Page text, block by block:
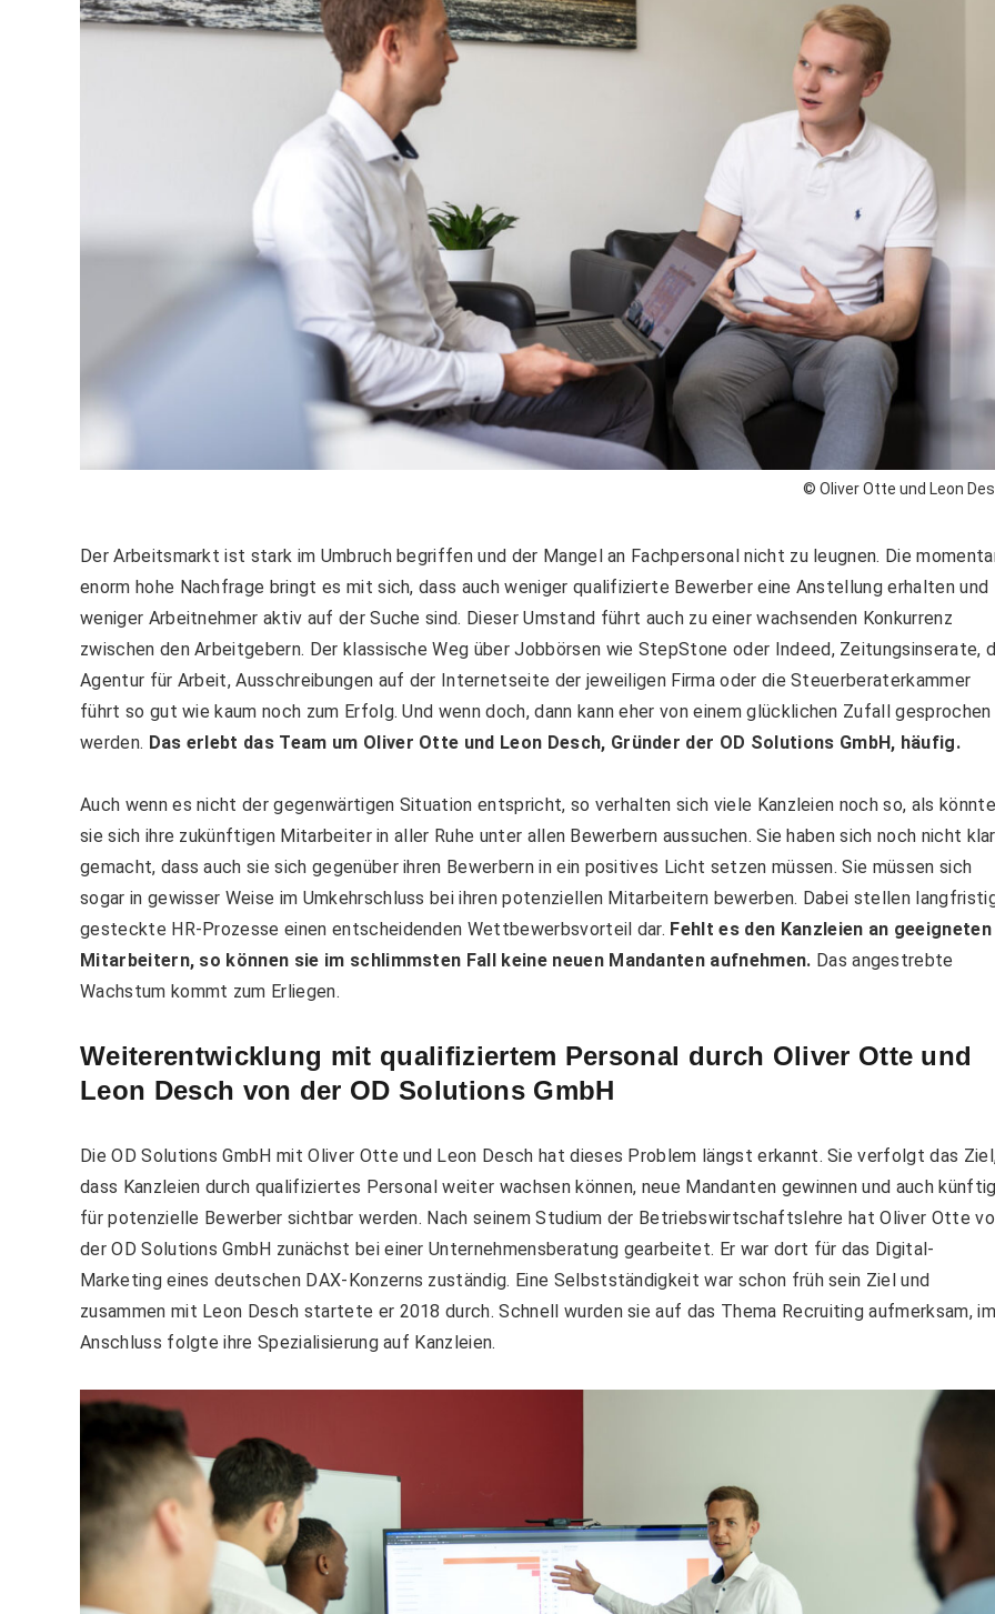
© Oliver Otte und Leon
Der Arbeitsmarkt ist stark im Umbruch begriffen und der Mangel an Fachpersonal nicht zu leugnen. Die
enorm hohe Nachfrage bringt es mit sich, dass auch weniger qualifizierte Bewerber eine Anstellung erhalten und
weniger Arbeitnehmer aktiv auf der Suche sind. Dieser Umstand führt auch zu einer wachsenden Konkurrenz
zwischen den Arbeitgebern. Der klassische Weg über Jobbörsen wie StepStone oder Indeed, Zeitungsinserate,
Agentur für Arbeit, Ausschreibungen auf der Internetseite der jeweiligen Firma oder die Steuerberaterkammer
führt so gut wie kaum noch zum Erfolg. Und wenn doch, dann kann eher von einem glücklichen Zufall gesprochen
werden. Das erlebt das Team um Oliver Otte und Leon Desch, Gründer der OD Solutions GmbH, häufig.
Auch wenn es nicht der gegenwärtigen Situation entspricht, so verhalten sich viele Kanzleien noch so, als
sie sich ihre zukünftigen Mitarbeiter in aller Ruhe unter allen Bewerbern aussuchen. Sie haben sich noch nicht klar
gemacht, dass auch sie sich gegenüber ihren Bewerbern in ein positives Licht setzen müssen. Sie müssen sich
sogar in gewisser Weise im Umkehrschluss bei ihren potenziellen Mitarbeitern bewerben. Dabei stellen
gesteckte HR-Prozesse einen entscheidenden Wettbewerbsvorteil dar. Fehlt es den Kanzleien an geeigneten
Mitarbeitern, so können sie im schlimmsten Fall keine neuen Mandanten aufnehmen. Das angestrebte
Wachstum kommt zum Erliegen.
Weiterentwicklung mit qualifiziertem Personal durch Oliver Otte und
Leon Desch von der OD Solutions GmbH
Die OD Solutions GmbH mit Oliver Otte und Leon Desch hat dieses Problem längst erkannt. Sie verfolgt das
dass Kanzleien durch qualifiziertes Personal weiter wachsen können, neue Mandanten gewinnen und auch
für potenzielle Bewerber sichtbar werden. Nach seinem Studium der Betriebswirtschaftslehre hat Oliver Otte
der OD Solutions GmbH zunächst bei einer Unternehmensberatung gearbeitet. Er war dort für das Digital-
Marketing eines deutschen DAX-Konzerns zuständig. Eine Selbstständigkeit war schon früh sein Ziel und
zusammen mit Leon Desch startete er 2018 durch. Schnell wurden sie auf das Thema Recruiting aufmerksam, im
Anschluss folgte ihre Spezialisierung auf Kanzleien.